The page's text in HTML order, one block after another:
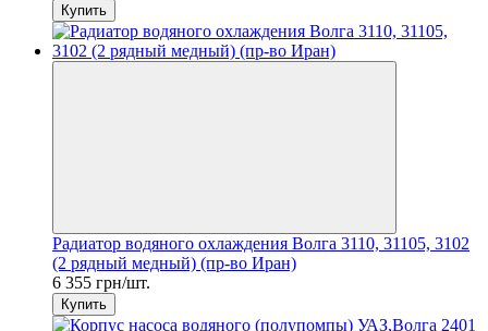
Купить
Радиатор водяного охлаждения Волга 3110, 31105, 3102
(2 рядный медный) (пр-во Иран)
6 355 грн/шт.
Купить